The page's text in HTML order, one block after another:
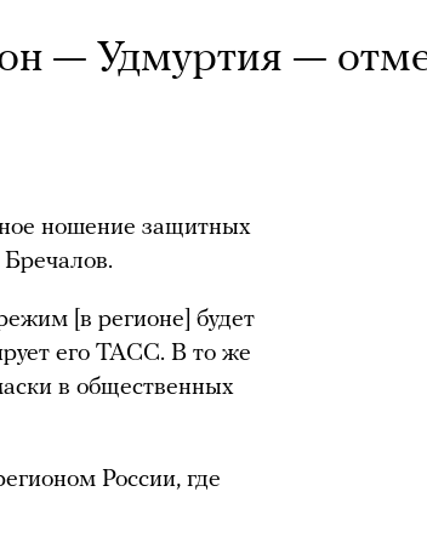
— Удмуртия —
ношение защитных
[в регионе] будет
его ТАСС. В то же
в общественных
России, где